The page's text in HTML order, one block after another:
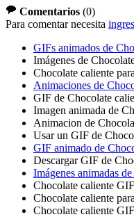
Comentarios (0)
Para comentar necesita
GIFs animados de
Imágenes de
Chocolate caliente
Animaciones de
GIF de Chocolate
Imagen animada de
Animacion de
Usar un GIF de
GIF animado de
Descargar GIF de
Imágenes animadas
Chocolate caliente
Chocolate caliente
Chocolate caliente